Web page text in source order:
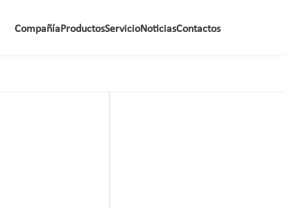
CompañíaProductosServicioNoticiasContactos